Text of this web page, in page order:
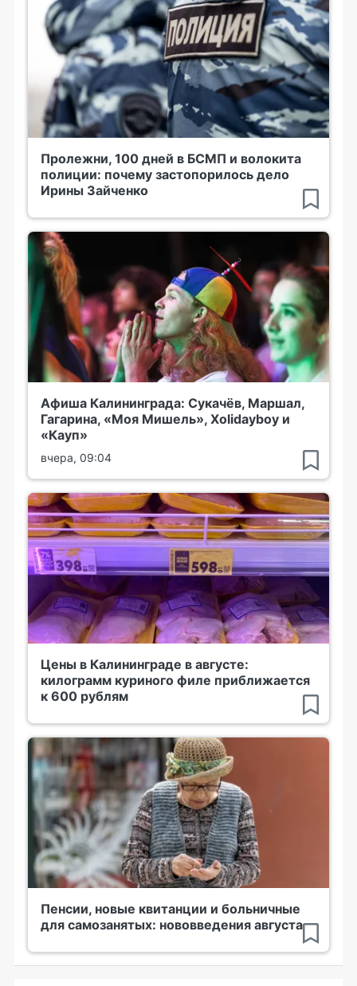
Пролежни, 100 дней в БСМП и волокита
полиции: почему застопорилось дело
Ирины Зайченко
Афиша Калининграда: Сукачёв, Маршал,
Гагарина, «Моя Мишель», Xolidayboy и
«Кауп»
вчера, 09:04
Цены в Калининграде в августе:
килограмм куриного филе приближается
к 600 рублям
Пенсии, новые квитанции и больничные
для самозанятых: нововведения августа